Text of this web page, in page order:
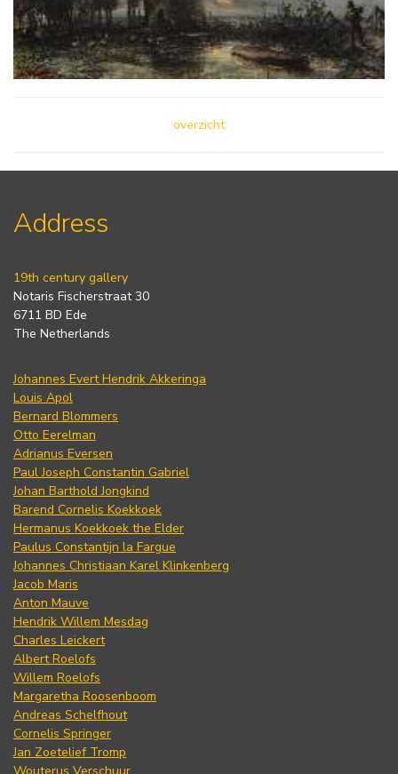
overzicht
Address
19th century gallery
Notaris Fischerstraat 30
6711 BD Ede
The Netherlands
Johannes Evert Hendrik Akkeringa
Louis Apol
Bernard Blommers
Otto Eerelman
Adrianus Eversen
Paul Joseph Constantin Gabriel
Johan Barthold Jongkind
Barend Cornelis Koekkoek
Hermanus Koekkoek the Elder
Paulus Constantijn la Fargue
Johannes Christiaan Karel Klinkenberg
Jacob Maris
Anton Mauve
Hendrik Willem Mesdag
Charles Leickert
Albert Roelofs
Willem Roelofs
Margaretha Roosenboom
Andreas Schelfhout
Cornelis Springer
Jan Zoetelief Tromp